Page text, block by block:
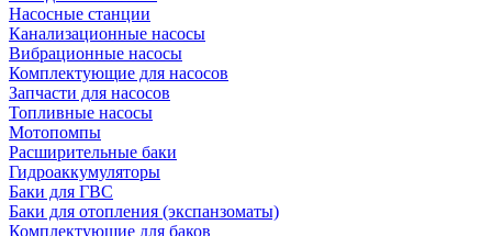
Насосные станции
Канализационные насосы
Вибрационные насосы
Комплектующие для насосов
Запчасти для насосов
Топливные насосы
Мотопомпы
Расширительные баки
Гидроаккумуляторы
Баки для ГВС
Баки для отопления (экспанзоматы)
Комплектующие для баков